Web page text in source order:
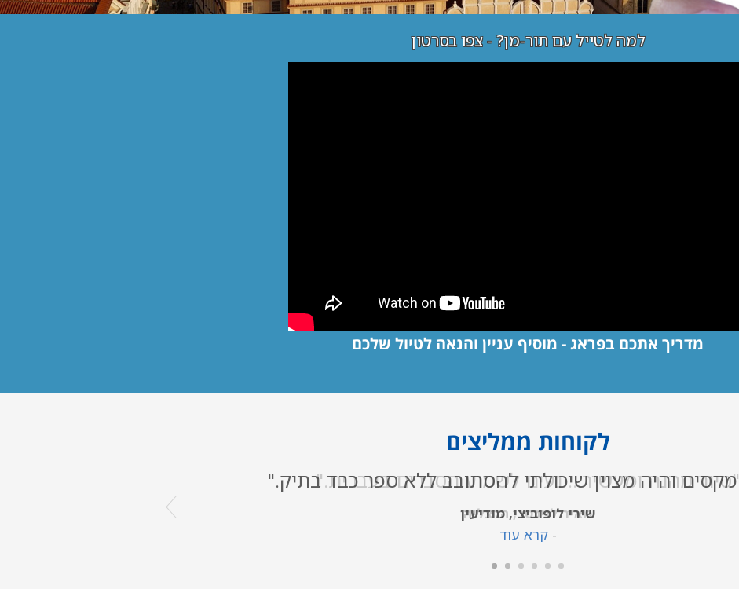
למה לטייל עם תור-מן? - צפו בסרטון
מדריך אתכם בפראג - מוסיף עניין והנאה לטיול שלכם
לקוחות ממליצים
"סיור מהנה ומעשיר... נעים לשמוע הסברים בעברית."
מאיר לויכטר, הרצליה
-קרא עוד